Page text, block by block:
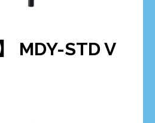
MDY-STD V